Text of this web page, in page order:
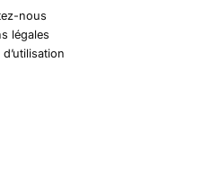
nous
légales